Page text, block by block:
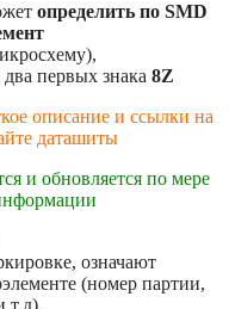
определить по SMD
первых знака 8Z
описание и ссылки на
даташиты
и обновляется по мере
означают
(номер партии,